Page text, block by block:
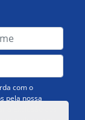
com o
pela nossa